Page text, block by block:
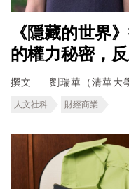
《隱藏的世界
的權力秘密，
撰文 劉瑞華（清華大
人文社科 財經商業